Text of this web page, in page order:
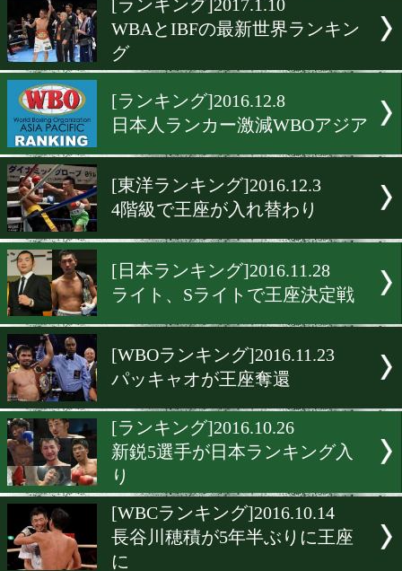
WBAランク 久保隼がSB級
[ランキング]2017.1.11
日本最新ランキングは大き
[ランキング]2017.1.10
WBAとIBFの最新世界ラン
グ
[ランキング]2016.12.8
[東洋ランキング]2016.12.3
4階級で王座が入れ替わり
[日本ランキング]2016.11.28
ライト、Sライトで王座決